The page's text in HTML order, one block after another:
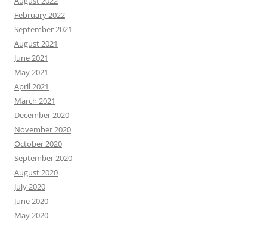
February 2022
September 2021
August 2021
June 2021
May 2021
April 2021
March 2021
December 2020
November 2020
October 2020
September 2020
August 2020
July 2020
June 2020
May 2020